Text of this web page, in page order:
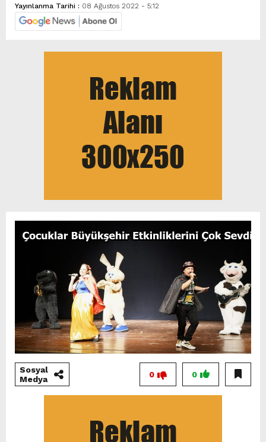
Yayınlanma Tarihi : 08 Ağustos 2022 - 5:12
Sosyal
Medya
0
0